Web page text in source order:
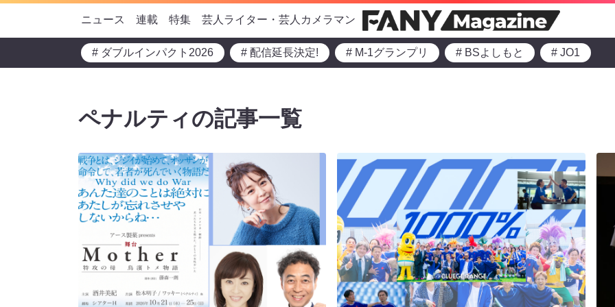
ニュース 連載 特集 芸人ライター・芸人カメラマン
# ダブルインパクト2026 # 配信延長決定! # M-1グランプリ # BSよしもと # JO1
ペナルティの記事一覧